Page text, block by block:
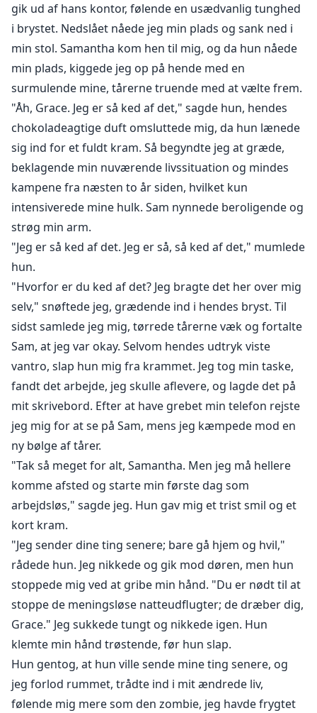
gik ud af hans kontor, følende en usædvanlig tunghed
i brystet. Nedslået nåede jeg min plads og sank ned i
min stol. Samantha kom hen til mig, og da hun nåede
min plads, kiggede jeg op på hende med en
surmulende mine, tårerne truende med at vælte frem.
"Åh, Grace. Jeg er så ked af det," sagde hun, hendes
chokoladeagtige duft omsluttede mig, da hun lænede
sig ind for et fuldt kram. Så begyndte jeg at græde,
beklagende min nuværende livssituation og mindes
kampene fra næsten to år siden, hvilket kun
intensiverede mine hulk. Sam nynnede beroligende og
strøg min arm.
"Jeg er så ked af det. Jeg er så, så ked af det," mumlede
hun.
"Hvorfor er du ked af det? Jeg bragte det her over mig
selv," snøftede jeg, grædende ind i hendes bryst. Til
sidst samlede jeg mig, tørrede tårerne væk og fortalte
Sam, at jeg var okay. Selvom hendes udtryk viste
vantro, slap hun mig fra krammet. Jeg tog min taske,
fandt det arbejde, jeg skulle aflevere, og lagde det på
mit skrivebord. Efter at have grebet min telefon rejste
jeg mig for at se på Sam, mens jeg kæmpede mod en
ny bølge af tårer.
"Tak så meget for alt, Samantha. Men jeg må hellere
komme afsted og starte min første dag som
arbejdsløs," sagde jeg. Hun gav mig et trist smil og et
kort kram.
"Jeg sender dine ting senere; bare gå hjem og hvil,"
rådede hun. Jeg nikkede og gik mod døren, men hun
stoppede mig ved at gribe min hånd. "Du er nødt til at
stoppe de meningsløse natteudflugter; de dræber dig,
Grace." Jeg sukkede tungt og nikkede igen. Hun
klemte min hånd trøstende, før hun slap.
Hun gentog, at hun ville sende mine ting senere, og
jeg forlod rummet, trådte ind i mit ændrede liv,
følende mig mere som den zombie, jeg havde frygtet